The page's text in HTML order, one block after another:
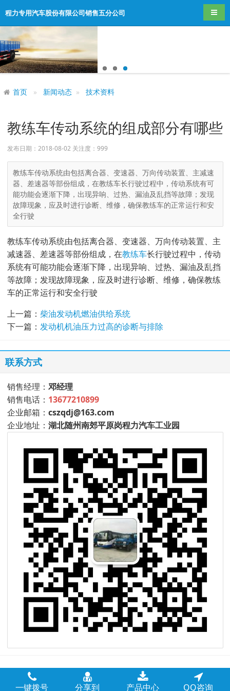
程力专用汽车股份有限公司销售五分公司 导航
首页 新闻动态 技术资料
教练车传动系统的组成部分有哪些
发布日期：2018-08-02 关注度： 999
教练车传动系统由包括离合器、变速器、万向传动装置、主减速
器、差速器等部份组成，在教练车长行驶过程中，传动系统有可
能功能会逐渐下降，出现异响、过热、漏油及乱挡等故障；发现
故障现象，应及时进行诊断、维修，确保教练车的正常运行和安
全行驶
教练车传动系统由包括离合器、变速器、万向传动装置、主
减速器、差速器等部份组成，在教练车长行驶过程中，传动
系统有可能功能会逐渐下降，出现异响、过热、漏油及乱挡
等故障；发现故障现象，应及时进行诊断、维修，确保教练
车的正常运行和安全行驶
上一篇： 柴油发动机燃油供给系统
下一篇： 发动机机油压力过高的诊断与排除
联系方式
销售经理： 邓经理
销售电话： 13677210899
企业邮箱： cszqdj@163.com
企业地址： 湖北随州南郊平原岗程力汽车工业园
一键拨号 分享到 产品中心 QQ咨询